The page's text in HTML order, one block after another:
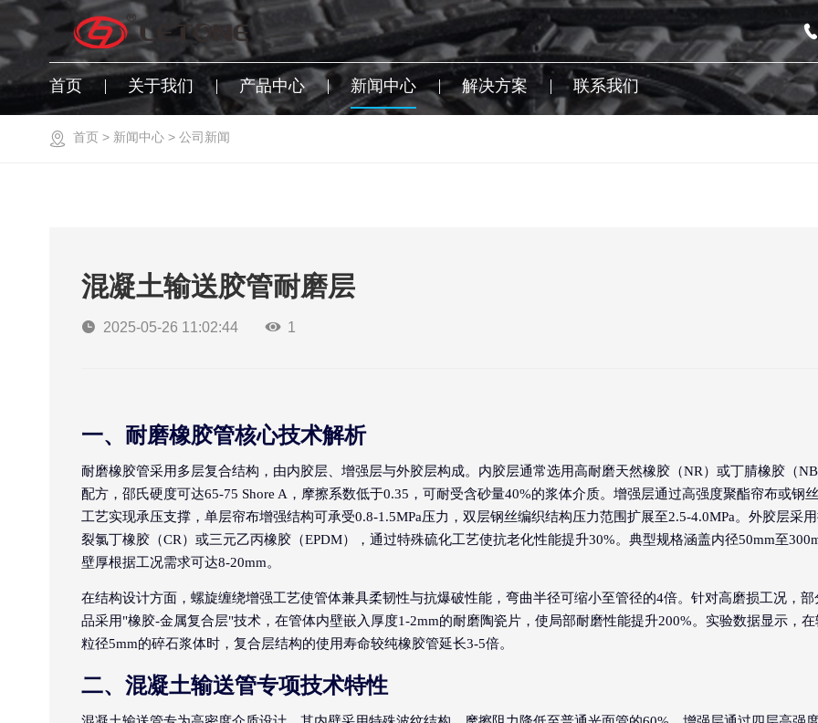
首页 关于我们 产品中心 新闻中心 解决方案 联系我们
首页> 新闻中心> 公司新闻
混凝土输送胶管耐磨层
2025-05-26 11:02:44 1
一、耐磨橡胶管核心技术解析
耐磨橡胶管采用多层复合结构，由内胶层、增强层与外胶层构成。内胶层通常选用高耐磨天然橡胶（NR）或丁腈橡胶（
配方，邵氏硬度可达65-75 Shore A，摩擦系数低于0.35，可耐受含砂量40%的浆体介质。增强层通过高强度聚酯帘布或钢
工艺实现承压支撑，单层帘布增强结构可承受0.8-1.5MPa压力，双层钢丝编织结构压力范围扩展至2.5-4.0MPa。外胶层采
裂氯丁橡胶（CR）或三元乙丙橡胶（EPDM），通过特殊硫化工艺使抗老化性能提升30%。典型规格涵盖内径50mm至
壁厚根据工况需求可达8-20mm。
在结构设计方面，螺旋缠绕增强工艺使管体兼具柔韧性与抗爆破性能，弯曲半径可缩小至管径的4倍。针对高磨损工况，部
品采用"橡胶-金属复合层"技术，在管体内壁嵌入厚度1-2mm的耐磨陶瓷片，使局部耐磨性能提升200%。实验数据显示，在
粒径5mm的碎石浆体时，复合层结构的使用寿命较纯橡胶管延长3-5倍。
二、混凝土输送管专项技术特性